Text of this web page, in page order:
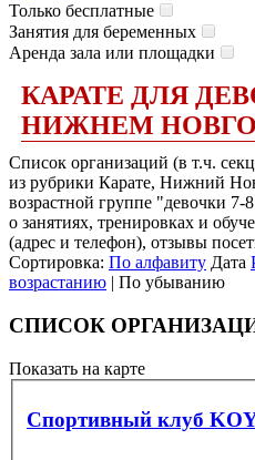
Только бесплатные
Занятия для беременных
Аренда зала или площадки
КАРАТЕ ДЛЯ
НИЖНЕМ
Список организаций (в т.ч.
из рубрики Карате, Нижний
возрастной группе "девочки
о занятиях, тренировках и
(адрес и телефон), отзывы
Сортировка: По алфавиту Дата
возрастанию | По убыванию
СПИСОК
Показать на карте
Спортивный клуб